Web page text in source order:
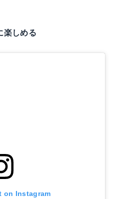
楽しめる
on Instagram